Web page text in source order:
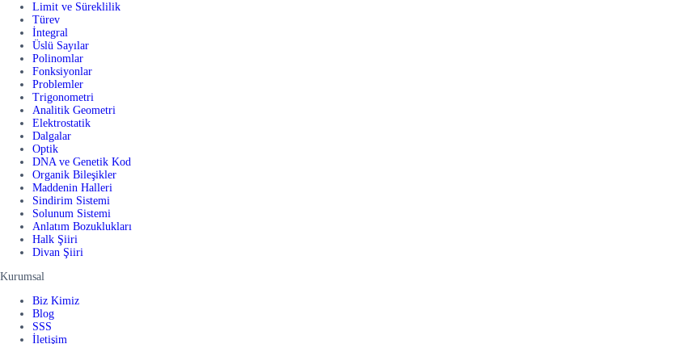
Limit ve Süreklilik
Türev
İntegral
Üslü Sayılar
Polinomlar
Fonksiyonlar
Problemler
Trigonometri
Analitik Geometri
Elektrostatik
Dalgalar
Optik
DNA ve Genetik Kod
Organik Bileşikler
Maddenin Halleri
Sindirim Sistemi
Solunum Sistemi
Anlatım Bozuklukları
Halk Şiiri
Divan Şiiri
Kurumsal
Biz Kimiz
Blog
SSS
İletişim